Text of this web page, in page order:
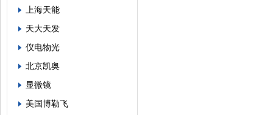
上海天能
天大天发
仪电物光
北京凯奥
显微镜
美国博勒飞